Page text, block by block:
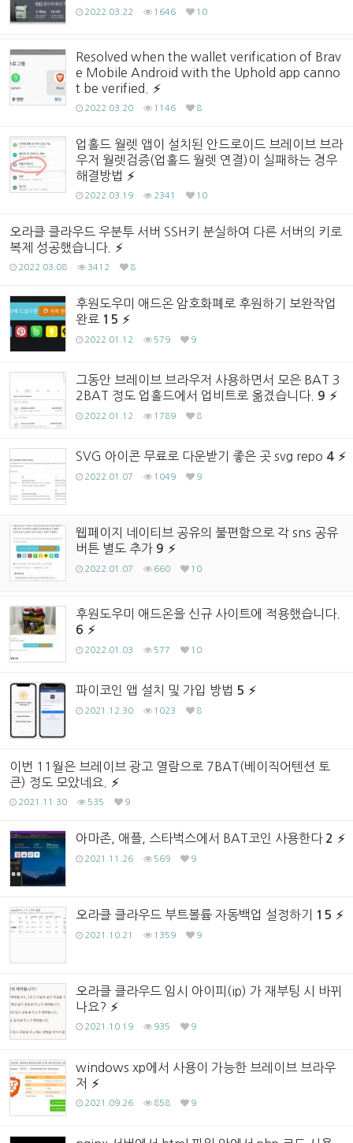
2022.03.22 1646 10
Resolved when the wallet verification of Brav
e Mobile Android with the Uphold app canno
t be verified.
2022.03.20 1146 8
업홀드 월렛 앱이 설치된 안드로이드 브레이브 브라
우저 월렛검증(업홀드 월렛 연결)이 실패하는 경우
해결방법
2022.03.19 2341 10
오라클 클라우드 우분투 서버 SSH키 분실하여 다른 서버의 키로
복제 성공했습니다.
2022.03.08 3412 8
후원도우미 애드온 암호화폐로 후원하기 보완작업
완료 15
2022.01.12 579 9
그동안 브레이브 브라우저 사용하면서 모은 BAT 3
2BAT 정도 업홀드에서 업비트로 옮겼습니다. 9
2022.01.12 1789 8
SVG 아이콘 무료로 다운받기 좋은 곳 svg repo 4
2022.01.07 1049 9
웹페이지 네이티브 공유의 불편함으로 각 sns 공유
버튼 별도 추가 9
2022.01.07 660 10
후원도우미 애드온을 신규 사이트에 적용했습니다.
6
2022.01.03 577 10
파이코인 앱 설치 및 가입 방법 5
2021.12.30 1023 8
이번 11월은 브레이브 광고 열람으로 7BAT(베이직어텐션 토
큰) 정도 모았네요.
2021.11.30 535 9
아마존, 애플, 스타벅스에서 BAT코인 사용한다2
2021.11.26 569 9
오라클 클라우드 부트볼륨 자동백업 설정하기 15
2021.10.21 1359 9
오라클 클라우드 임시 아이피(ip) 가 재부팅 시 바뀌
나요?
2021.10.19 935 9
windows xp에서 사용이 가능한 브레이브 브라우
저
2021.09.26 858 9